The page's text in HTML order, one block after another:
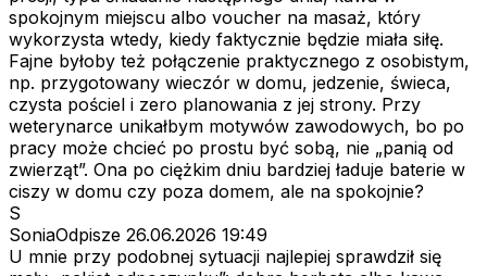
spokojnym miejscu albo voucher na masaż, który
wykorzysta wtedy, kiedy faktycznie będzie miała siłę.
Fajne byłoby też połączenie praktycznego z osobistym,
np. przygotowany wieczór w domu, jedzenie, świeca,
czysta pościel i zero planowania z jej strony. Przy
weterynarce unikałbym motywów zawodowych, bo po
pracy może chcieć po prostu być sobą, nie „panią od
zwierząt”. Ona po ciężkim dniu bardziej ładuje baterie w
ciszy w domu czy poza domem, ale na spokojnie?
S
SoniaOdpisze 26.06.2026 19:49
U mnie przy podobnej sytuacji najlepiej sprawdził się